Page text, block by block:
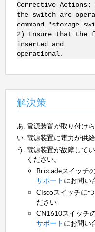
Corrective
the switch are
command "storage
2) Ensure that the
inserted and
operational.
解決策
電源装置が取り付け
電源装置に電力が供
電源装置が故障して
ください。
Brocadeスイッチ
サポート にお問い
Ciscoスイッチに
ださい
CN1610スイッチ
サポート にお問い